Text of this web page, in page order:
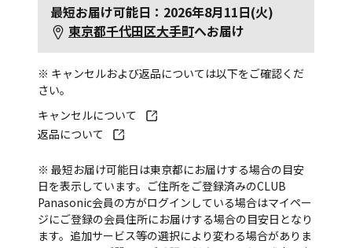
最短お届け可能日：2026年8月11日(火)
東京都千代田区大手町へお届け
※ キャンセルおよび返品については以下をご確認くだ
さい。
キャンセルについて
返品について
※ 最短お届け可能日は東京都にお届けする場合の目安
日を表示しています。ご住所をご登録済みのCLUB
Panasonic会員の方がログインしている場合はマイペー
ジにご登録の会員住所にお届けする場合の目安日となり
ます。追加サービス等の選択により変わる場合がありま